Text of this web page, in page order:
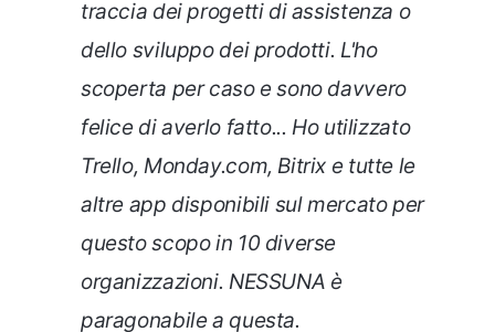
traccia dei progetti di assistenza o
dello sviluppo dei prodotti. L'ho
scoperta per caso e sono davvero
felice di averlo fatto... Ho utilizzato
Trello, Monday.com, Bitrix e tutte le
altre app disponibili sul mercato per
questo scopo in 10 diverse
organizzazioni. NESSUNA è
paragonabile a questa.